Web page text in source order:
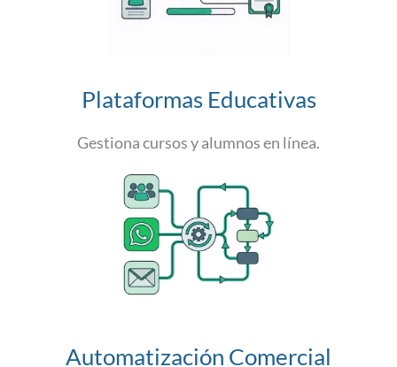
Plataformas Educativas
Gestiona cursos y alumnos en línea.
Automatización Comercial